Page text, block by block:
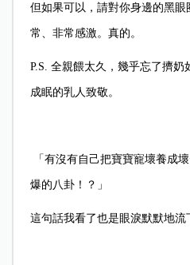
但如果可以，請對你身邊的黑
常、非常感激。真的。
P.S. 全親餵太久，幾乎忘了擠奶
成眠的乳人致敬。
「有沒有自己把寶寶寵壞養成
爆的八卦！？」
這句話我看了也是眼淚默默地流